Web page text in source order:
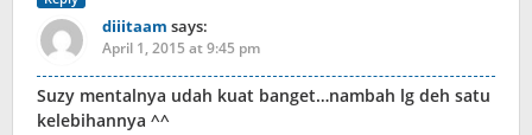
diiitaam says:
April 1, 2015 at 9:45 pm
Suzy mentalnya udah kuat banget…nambah lg deh satu
kelebihannya ^^